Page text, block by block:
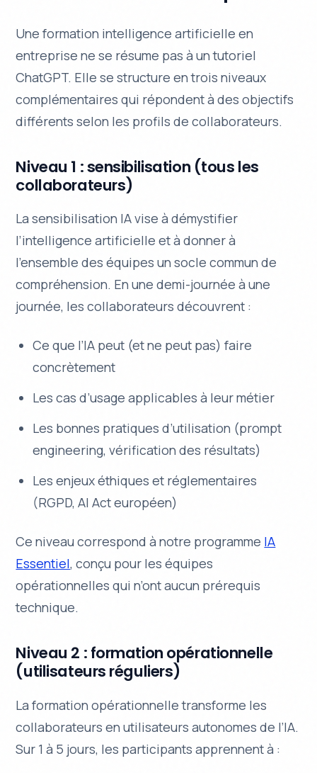
Une formation intelligence artificielle en
entreprise ne se résume pas à un tutoriel
ChatGPT. Elle se structure en trois niveaux
complémentaires qui répondent à des objectifs
différents selon les profils de collaborateurs.
Niveau 1 : sensibilisation (tous les
collaborateurs)
La sensibilisation IA vise à démystifier
l’intelligence artificielle et à donner à
l’ensemble des équipes un socle commun de
compréhension. En une demi-journée à une
journée, les collaborateurs découvrent :
Ce que l’IA peut (et ne peut pas) faire
concrètement
Les cas d’usage applicables à leur métier
Les bonnes pratiques d’utilisation (prompt
engineering, vérification des résultats)
Les enjeux éthiques et réglementaires
(RGPD, AI Act européen)
Ce niveau correspond à notre programme IA
Essentiel, conçu pour les équipes
opérationnelles qui n’ont aucun prérequis
technique.
Niveau 2 : formation opérationnelle
(utilisateurs réguliers)
La formation opérationnelle transforme les
collaborateurs en utilisateurs autonomes de l’IA.
Sur 1 à 5 jours, les participants apprennent à :